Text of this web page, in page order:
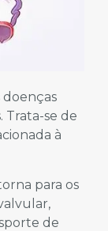
Trata-se de
à
para os
de